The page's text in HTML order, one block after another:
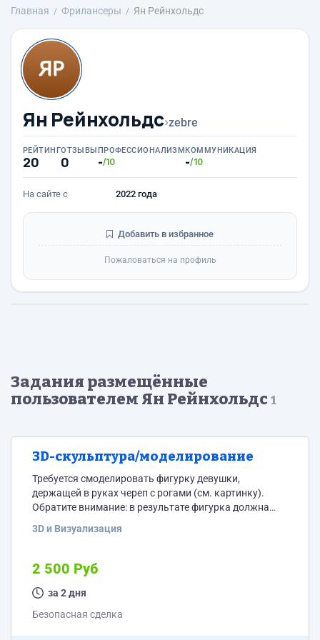
Главная Фрилансеры Ян Рейнхольдс
Ян Рейнхольдс›zebre
РЕЙТИНГ
20
ОТЗЫВЫ
0
ПРОФЕССИОНАЛИЗМ
-/10
КОММУНИКАЦИЯ
-/10
На сайте с 2022 года
Добавить в избранное
Пожаловаться на профиль
Задания размещённые
пользователем Ян Рейнхольдс 1
3D-скульптура/моделирование
Требуется смоделировать фигурку девушки,
держащей в руках череп с рогами (см. картинку).
Обратите внимание: в результате фигурка должна
референсе) - Наличие опоры в виде постамента
Стилистика: аниме - Цвет: не имеет значения, моно -
Качество детализации (количество мешей): высокое
(от 2000).
3D и Визуализация
2 500 Руб
за 2 дня
Безопасная сделка